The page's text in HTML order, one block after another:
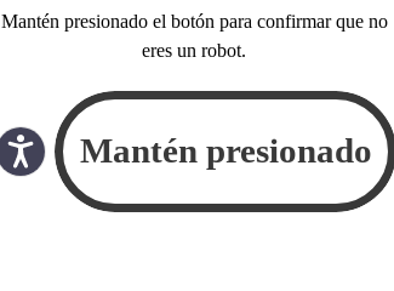
Mantén presionado el botón para confirmar que no
eres un robot.